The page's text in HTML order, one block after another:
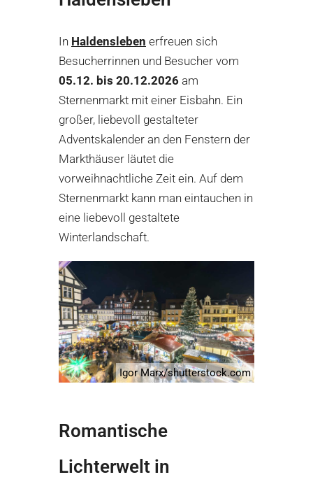
In Haldensleben erfreuen sich
Besucherrinnen und Besucher vom
05.12. bis 20.12.2026 am
Sternenmarkt mit einer Eisbahn. Ein
großer, liebevoll gestalteter
Adventskalender an den Fenstern der
Markthäuser läutet die
vorweihnachtliche Zeit ein. Auf dem
Sternenmarkt kann man eintauchen in
eine liebevoll gestaltete
Winterlandschaft.
Igor Marx/shutterstock.com
Romantische
Lichterwelt in